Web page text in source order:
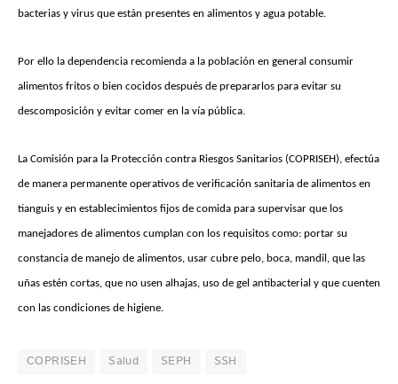
bacterias y virus que están presentes en alimentos y agua potable.
Por ello la dependencia recomienda a la población en general consumir
alimentos fritos o bien cocidos después de prepararlos para evitar su
descomposición y evitar comer en la vía pública.
La Comisión para la Protección contra Riesgos Sanitarios (COPRISEH), efectúa
de manera permanente operativos de verificación sanitaria de alimentos en
tianguis y en establecimientos fijos de comida para supervisar que los
manejadores de alimentos cumplan con los requisitos como: portar su
constancia de manejo de alimentos, usar cubre pelo, boca, mandil, que las
uñas estén cortas, que no usen alhajas, uso de gel antibacterial y que cuenten
con las condiciones de higiene.
COPRISEH Salud SEPH SSH